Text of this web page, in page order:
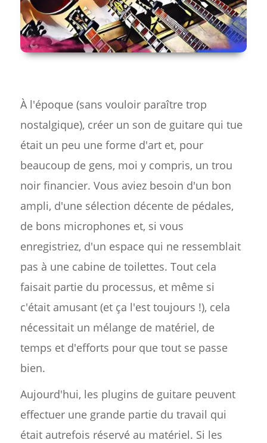
À l'époque (sans vouloir paraître trop
nostalgique), créer un son de guitare qui tue
était un peu une forme d'art et, pour
beaucoup de gens, moi y compris, un trou
noir financier. Vous aviez besoin d'un bon
ampli, d'une sélection décente de pédales,
de bons microphones et, si vous
enregistriez, d'un espace qui ne ressemblait
pas à une cabine de toilettes. Tout cela
faisait partie du processus, et même si
c'était amusant (et ça l'est toujours !), cela
nécessitait un mélange de matériel, de
temps et d'efforts pour que tout se passe
bien.
Aujourd'hui, les plugins de guitare peuvent
effectuer une grande partie du travail qui
était autrefois réservé au matériel. Si les